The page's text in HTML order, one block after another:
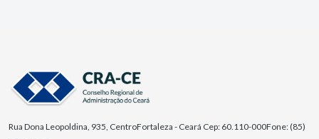
Rua Dona Leopoldina, 935, CentroFortaleza - Ceará Cep: 60.110-000Fone: (85)